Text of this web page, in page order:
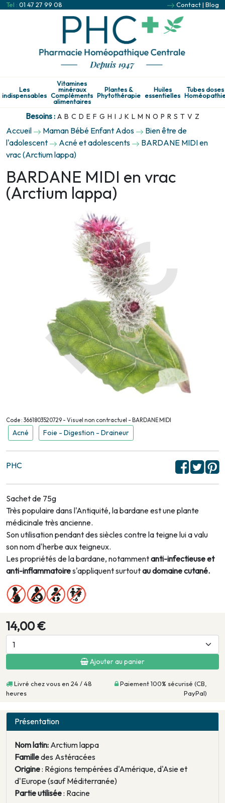
Tel : 01 47 27 99 08 Contact| Blog
Les
indispensables
Vitamines
minéraux
Compléments
alimentaires
Plantes &
Phytothérapie
Huiles
essentielles
Tubes doses
Besoins : A B C D E F G H I J K L M N O P R S T V Z
Accueil Maman Bébé Enfant Ados
Bien être de
l'adolescent
Acné et adolescents
BARDANE MIDI en
vrac (Arctium lappa)
BARDANE MIDI en vrac
(Arctium lappa)
Code : 3661803520729 - Visuel non contractuel - BARDANE MIDI
Acné Foie - Digestion - Draineur
PHC
Sachet de 75g
Très populaire dans l'Antiquité, la bardane est une plante
médicinale très ancienne.
Son utilisation pendant des siècles contre la teigne lui a valu
son nom d'herbe aux teigneux.
Les propriétés de la bardane, notammentanti-infectieuse et
anti-inflammatoires'appliquent surtoutau domaine cutané.
14,00 €
Ajouter au panier
Livré chez vous en 24 / 48
heures
Paiement 100% sécurisé (CB,
PayPal)
Présentation
Nom latin: Arctium lappa
Familledes Astéracées
Origine: Régions tempérées d'Amérique, d'Asie et
d'Europe (sauf Méditerranée)
Partie utilisée: Racine